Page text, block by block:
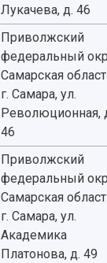
Лукачева, д. 46
Приволжский
федеральный
Самарская
г. Самара, ул.
Революционная,
46
Приволжский
федеральный
Самарская
г. Самара, ул.
Академика
Платонова, д. 49